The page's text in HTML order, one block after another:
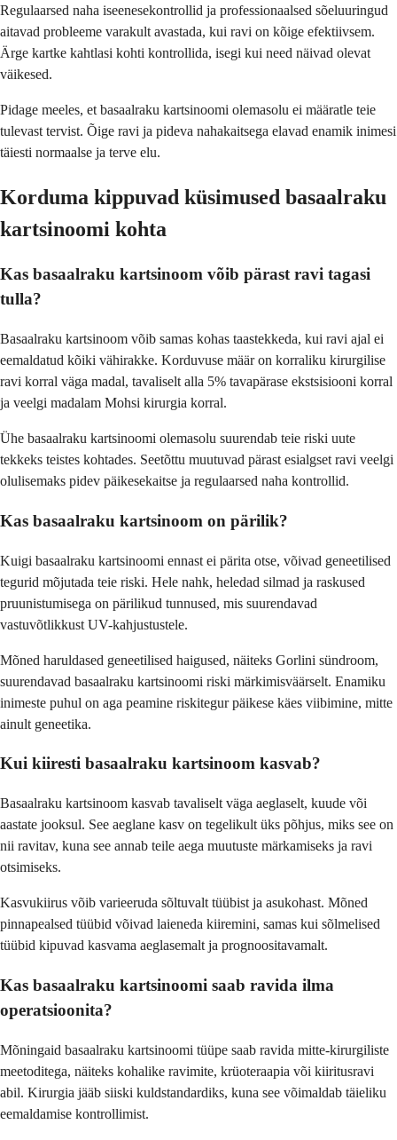
Regulaarsed naha iseenesekontrollid ja professionaalsed sõeluuringud
aitavad probleeme varakult avastada, kui ravi on kõige efektiivsem.
Ärge kartke kahtlasi kohti kontrollida, isegi kui need näivad olevat
väikesed.
Pidage meeles, et basaalraku kartsinoomi olemasolu ei määratle teie
tulevast tervist. Õige ravi ja pideva nahakaitsega elavad enamik inimesi
täiesti normaalse ja terve elu.
Korduma kippuvad küsimused basaalraku
kartsinoomi kohta
Kas basaalraku kartsinoom võib pärast ravi tagasi
tulla?
Basaalraku kartsinoom võib samas kohas taastekkeda, kui ravi ajal ei
eemaldatud kõiki vähirakke. Korduvuse määr on korraliku kirurgilise
ravi korral väga madal, tavaliselt alla 5% tavapärase ekstsisiooni korral
ja veelgi madalam Mohsi kirurgia korral.
Ühe basaalraku kartsinoomi olemasolu suurendab teie riski uute
tekkeks teistes kohtades. Seetõttu muutuvad pärast esialgset ravi veelgi
olulisemaks pidev päikesekaitse ja regulaarsed naha kontrollid.
Kas basaalraku kartsinoom on pärilik?
Kuigi basaalraku kartsinoomi ennast ei pärita otse, võivad geneetilised
tegurid mõjutada teie riski. Hele nahk, heledad silmad ja raskused
pruunistumisega on pärilikud tunnused, mis suurendavad
vastuvõtlikkust UV-kahjustustele.
Mõned haruldased geneetilised haigused, näiteks Gorlini sündroom,
suurendavad basaalraku kartsinoomi riski märkimisväärselt. Enamiku
inimeste puhul on aga peamine riskitegur päikese käes viibimine, mitte
ainult geneetika.
Kui kiiresti basaalraku kartsinoom kasvab?
Basaalraku kartsinoom kasvab tavaliselt väga aeglaselt, kuude või
aastate jooksul. See aeglane kasv on tegelikult üks põhjus, miks see on
nii ravitav, kuna see annab teile aega muutuste märkamiseks ja ravi
otsimiseks.
Kasvukiirus võib varieeruda sõltuvalt tüübist ja asukohast. Mõned
pinnapealsed tüübid võivad laieneda kiiremini, samas kui sõlmelised
tüübid kipuvad kasvama aeglasemalt ja prognoositavamalt.
Kas basaalraku kartsinoomi saab ravida ilma
operatsioonita?
Mõningaid basaalraku kartsinoomi tüüpe saab ravida mitte-kirurgiliste
meetoditega, näiteks kohalike ravimite, krüoteraapia või kiiritusravi
abil. Kirurgia jääb siiski kuldstandardiks, kuna see võimaldab täieliku
eemaldamise kontrollimist.